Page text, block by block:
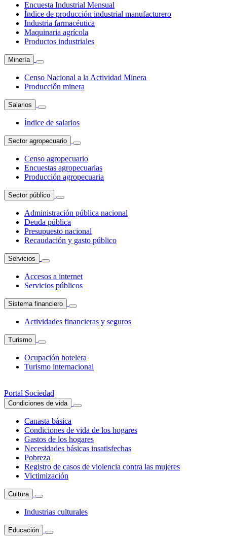
Encuesta Industrial Mensual
Índice de producción industrial manufacturero
Industria farmacéutica
Maquinaria agrícola
Productos industriales
Minería
Censo Nacional a la Actividad Minera
Producción minera
Salarios
Índice de salarios
Sector agropecuario
Censo agropecuario
Encuestas agropecuarias
Producción agropecuaria
Sector público
Administración pública nacional
Deuda pública
Presupuesto nacional
Recaudación y gasto público
Servicios
Accesos a internet
Servicios públicos
Sistema financiero
Actividades financieras y seguros
Turismo
Ocupación hotelera
Turismo internacional
Portal Sociedad
Condiciones de vida
Canasta básica
Condiciones de vida de los hogares
Gastos de los hogares
Necesidades básicas insatisfechas
Pobreza
Registro de casos de violencia contra las mujeres
Victimización
Cultura
Industrias culturales
Educación